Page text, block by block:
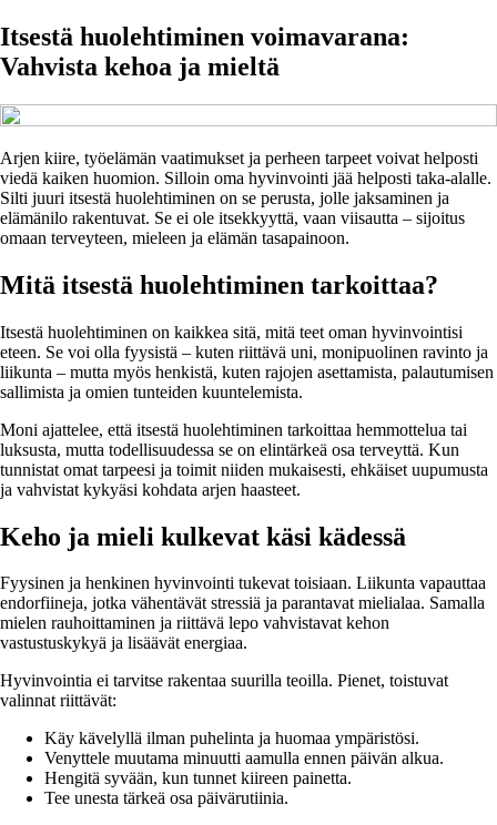
Itsestä huolehtiminen voimavarana:
Vahvista kehoa ja mieltä
Arjen kiire, työelämän vaatimukset ja perheen tarpeet voivat helposti
viedä kaiken huomion. Silloin oma hyvinvointi jää helposti taka-alalle.
Silti juuri itsestä huolehtiminen on se perusta, jolle jaksaminen ja
elämänilo rakentuvat. Se ei ole itsekkyyttä, vaan viisautta – sijoitus
omaan terveyteen, mieleen ja elämän tasapainoon.
Mitä itsestä huolehtiminen tarkoittaa?
Itsestä huolehtiminen on kaikkea sitä, mitä teet oman hyvinvointisi
eteen. Se voi olla fyysistä – kuten riittävä uni, monipuolinen ravinto ja
liikunta – mutta myös henkistä, kuten rajojen asettamista, palautumisen
sallimista ja omien tunteiden kuuntelemista.
Moni ajattelee, että itsestä huolehtiminen tarkoittaa hemmottelua tai
luksusta, mutta todellisuudessa se on elintärkeä osa terveyttä. Kun
tunnistat omat tarpeesi ja toimit niiden mukaisesti, ehkäiset uupumusta
ja vahvistat kykyäsi kohdata arjen haasteet.
Keho ja mieli kulkevat käsi kädessä
Fyysinen ja henkinen hyvinvointi tukevat toisiaan. Liikunta vapauttaa
endorfiineja, jotka vähentävät stressiä ja parantavat mielialaa. Samalla
mielen rauhoittaminen ja riittävä lepo vahvistavat kehon
vastustuskykyä ja lisäävät energiaa.
Hyvinvointia ei tarvitse rakentaa suurilla teoilla. Pienet, toistuvat
valinnat riittävät:
Käy kävelyllä ilman puhelinta ja huomaa ympäristösi.
Venyttele muutama minuutti aamulla ennen päivän alkua.
Hengitä syvään, kun tunnet kiireen painetta.
Tee unesta tärkeä osa päivärutiinia.